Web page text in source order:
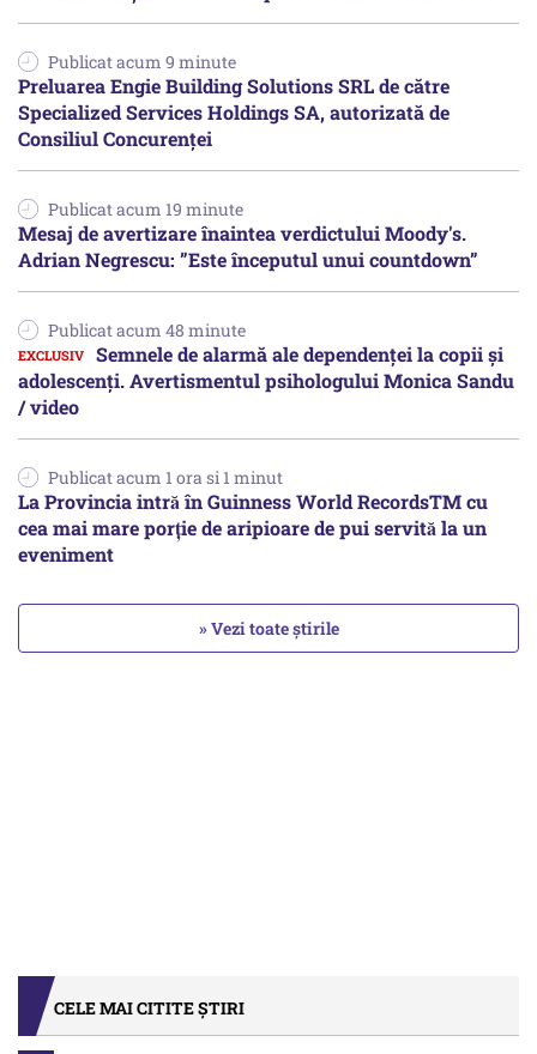
Publicat acum 9 minute
Preluarea Engie Building Solutions SRL de către
Specialized Services Holdings SA, autorizată de
Consiliul Concurenţei
Publicat acum 19 minute
Mesaj de avertizare înaintea verdictului Moody's.
Adrian Negrescu: ”Este începutul unui countdown”
Publicat acum 48 minute
Semnele de alarmă ale dependenței la copii și
adolescenți. Avertismentul psihologului Monica Sandu
/ video
Publicat acum 1 ora si 1 minut
La Provincia intră în Guinness World RecordsTM cu
cea mai mare porție de aripioare de pui servită la un
eveniment
» Vezi toate știrile
CELE MAI CITITE ȘTIRI